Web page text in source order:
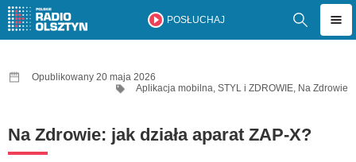
POSŁUCHAJ
Opublikowany 20 maja 2026
Aplikacja mobilna, STYL i ZDROWIE, Na Zdrowie
Na Zdrowie: jak działa aparat ZAP-X?